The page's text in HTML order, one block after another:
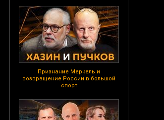
Признание Меркель и
возвращение России в большой
спорт